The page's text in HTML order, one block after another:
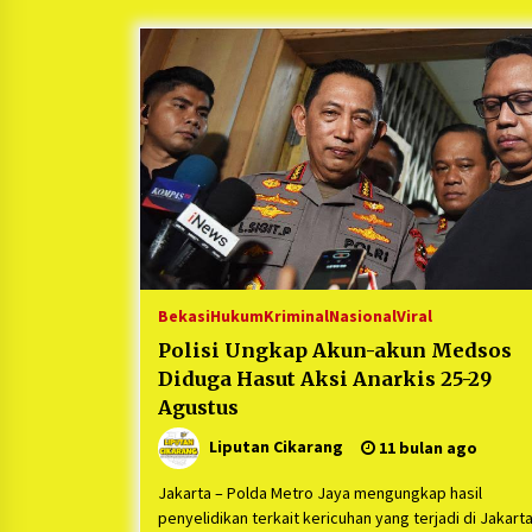
Berjalan Sukses
5 bulan ago
Kartini Penggerak Lingkungan dari
Sampah Bukit Berlian
1 tahun ago
Ucapan Terimakasih Ketua Umum
Jurpala Indonesia dan KOSMI
Indonesia Atas Respon Cepat Polres
Metro Bekasi dan Polsek Cikarang
Timur yang Tangkap Oknum Ormas
Terkait Pengusiran Pendirian
1 tahun ago
BekasiHukumKriminalNasionalViral
Polisi Ungkap Akun-akun Medsos
Diduga Hasut Aksi Anarkis 25-29
Agustus
Liputan Cikarang 11 bulan ago
Jakarta – Polda Metro Jaya mengungkap hasil
penyelidikan terkait kericuhan yang terjadi di Jakarta